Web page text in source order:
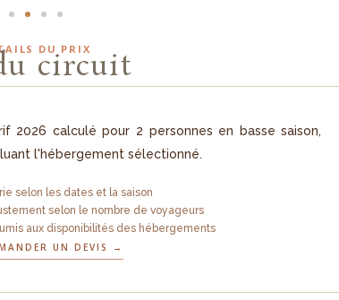
DU PRIX
circuit
2026 calculé pour 2 personnes en basse saison,
l'hébergement sélectionné.
selon les dates et la saison
selon le nombre de voyageurs
aux disponibilités des hébergements
UN DEVIS →